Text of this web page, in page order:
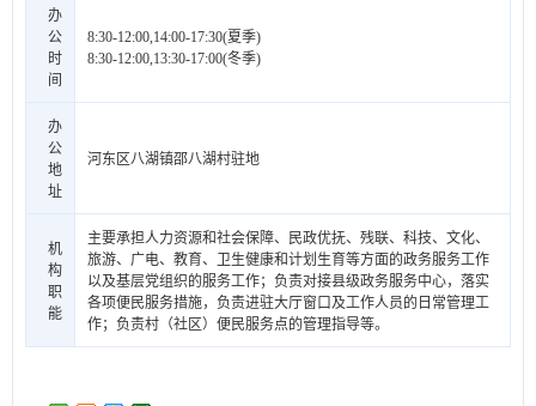
办
公
时
间
8:30-12:00,14:00-17:30(夏季)
8:30-12:00,13:30-17:00(冬季)
办
公
地
址
河东区八湖镇邵八湖村驻地
机
构
职
能
主要承担人力资源和社会保障、民政优抚、残联、科技、文化、
旅游、广电、教育、卫生健康和计划生育等方面的政务服务工作
以及基层党组织的服务工作；负责对接县级政务服务中心，落实
各项便民服务措施，负责进驻大厅窗口及工作人员的日常管理工
作；负责村（社区）便民服务点的管理指导等。